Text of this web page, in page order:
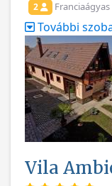
2
További
Vila